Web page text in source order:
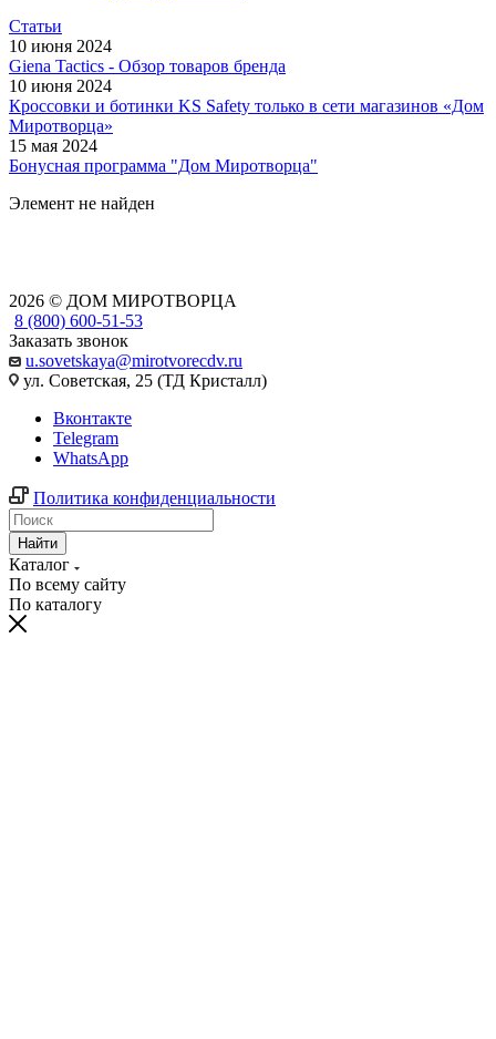
Статьи
10 июня 2024
Giena Tactics - Обзор товаров бренда
10 июня 2024
Кроссовки и ботинки KS Safety только в сети магазинов «Дом
Миротворца»
15 мая 2024
Бонусная программа "Дом Миротворца"
Элемент не найден
2026 © ДОМ МИРОТВОРЦА
8 (800) 600-51-53
Заказать звонок
u.sovetskaya@mirotvorecdv.ru
ул. Советская, 25 (ТД Кристалл)
Вконтакте
Telegram
WhatsApp
Политика конфиденциальности
Найти
Каталог
По всему сайту
По каталогу